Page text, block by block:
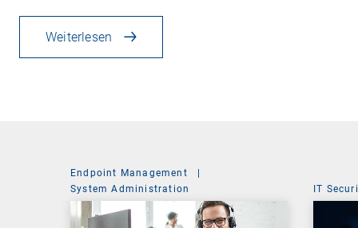
Weiterlesen
Endpoint Management
|
System Administration
IT